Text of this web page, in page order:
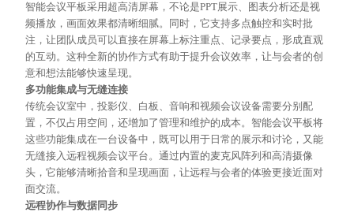
智能会议平板采用超高清屏幕，不论是PPT展示、图表分析还是视
频播放，画面效果都清晰细腻。同时，它支持多点触控和实时批
注，让团队成员可以直接在屏幕上标注重点、记录要点，形成直观
的互动。这种全新的协作方式有助于提升会议效率，让与会者的创
意和想法能够快速呈现。
多功能集成与无缝连接
传统会议室中，投影仪、白板、音响和视频会议设备需要分别配
置，不仅占用空间，还增加了管理和维护的成本。智能会议平板将
这些功能集成在一台设备中，既可以用于日常的展示和讨论，又能
无缝接入远程视频会议平台。通过内置的麦克风阵列和高清摄像
头，它能够清晰拾音和呈现画面，让远程与会者的体验更接近面对
面交流。
远程协作与数据同步